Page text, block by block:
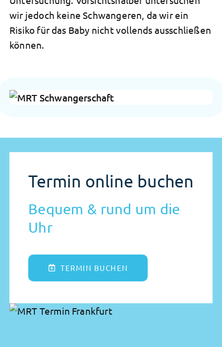
wir jedoch keine Schwangeren, da wir ein
Risiko für das Baby nicht vollends ausschließen
können.
Termin online buchen
Bequem & rund um die
Uhr
TERMIN BUCHEN